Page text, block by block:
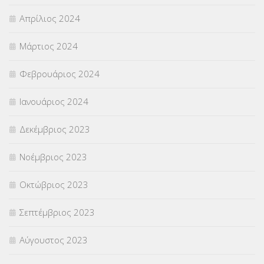
Απρίλιος 2024
Μάρτιος 2024
Φεβρουάριος 2024
Ιανουάριος 2024
Δεκέμβριος 2023
Νοέμβριος 2023
Οκτώβριος 2023
Σεπτέμβριος 2023
Αύγουστος 2023